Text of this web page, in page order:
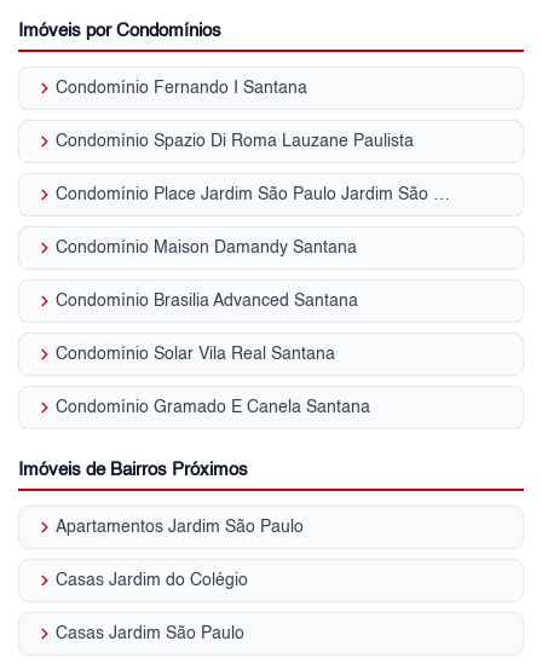
Imóveis por Condomínios
keyboard_arrow_right Condomínio Fernando I Santana
keyboard_arrow_right Condomínio Spazio Di Roma Lauzane Paulista
keyboard_arrow_right Condomínio Place Jardim São Paulo Jardim São Paulo (Zona Norte)
keyboard_arrow_right Condomínio Maison Damandy Santana
keyboard_arrow_right Condomínio Brasilia Advanced Santana
keyboard_arrow_right Condomínio Solar Vila Real Santana
keyboard_arrow_right Condomínio Gramado E Canela Santana
Imóveis de Bairros Próximos
keyboard_arrow_right Apartamentos Jardim São Paulo
keyboard_arrow_right Casas Jardim do Colégio
keyboard_arrow_right Casas Jardim São Paulo